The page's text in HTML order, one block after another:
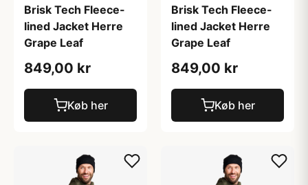
Brisk Tech Fleece-
lined Jacket Herre
Grape Leaf
849,00 kr
Køb her
Brisk Tech Fleece-
lined Jacket Herre
Grape Leaf
849,00 kr
Køb her